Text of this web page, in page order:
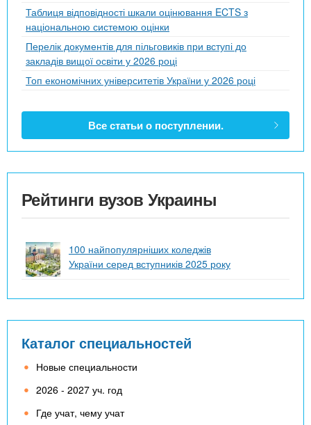
Таблиця відповідності шкали оцінювання ECTS з
національною системою оцінки
Перелік документів для пільговиків при вступі до
закладів вищої освіти у 2026 році
Топ економічних університетів України у 2026 році
Все статьи о поступлении.
Рейтинги вузов Украины
100 найпопулярніших коледжів
України серед вступників 2025 року
Каталог специальностей
Новые специальности
2026 - 2027 уч. год
Где учат, чему учат